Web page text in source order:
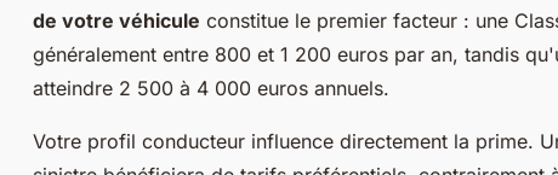
de votre véhicule constitue le premier facteur : une
généralement entre 800 et 1 200 euros par an, tandis
atteindre 2 500 à 4 000 euros annuels.
Votre profil conducteur influence directement la prime.